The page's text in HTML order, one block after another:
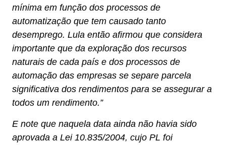
mínima em função dos processos de
automatização que tem causado tanto
desemprego. Lula então afirmou que considera
importante que da exploração dos recursos
naturais de cada país e dos processos de
automação das empresas se separe parcela
significativa dos rendimentos para se assegurar a
todos um rendimento.”
E note que naquela data ainda não havia sido
aprovada a Lei 10.835/2004, cujo PL foi